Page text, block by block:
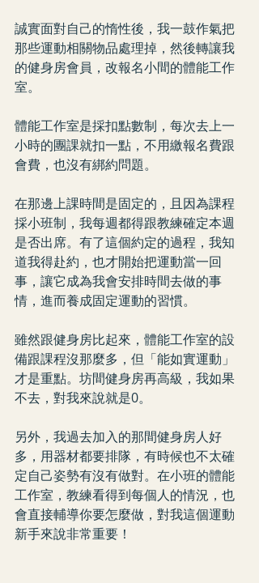
誠實面對自己的惰性後，我一鼓作氣把
那些運動相關物品處理掉，然後轉讓我
的健身房會員，改報名小間的體能工作
室。
體能工作室是採扣點數制，每次去上一
小時的團課就扣一點，不用繳報名費跟
會費，也沒有綁約問題。
在那邊上課時間是固定的，且因為課程
採小班制，我每週都得跟教練確定本週
是否出席。有了這個約定的過程，我知
道我得赴約，也才開始把運動當一回
事，讓它成為我會安排時間去做的事
情，進而養成固定運動的習慣。
雖然跟健身房比起來，體能工作室的設
備跟課程沒那麼多，但「能如實運動」
才是重點。坊間健身房再高級，我如果
不去，對我來說就是0。
另外，我過去加入的那間健身房人好
多，用器材都要排隊，有時候也不太確
定自己姿勢有沒有做對。在小班的體能
工作室，教練看得到每個人的情況，也
會直接輔導你要怎麼做，對我這個運動
新手來說非常重要！